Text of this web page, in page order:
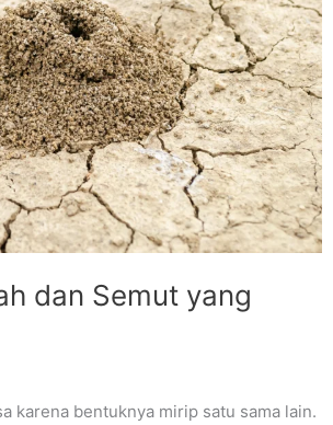
dan Semut yang
karena bentuknya mirip satu sama lain.